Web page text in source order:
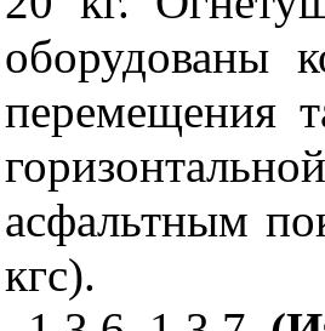
оборудованы
перемещения
асфальтным
кгс).